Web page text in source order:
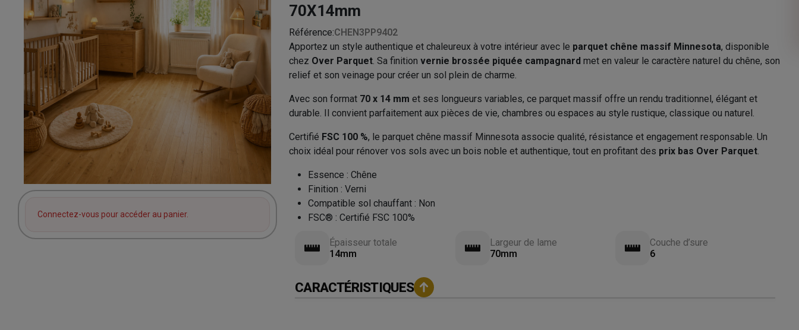
Connectez-vous pour accéder au panier.
70X14mm
Référence:CHEN3PP9402
Apportez un style authentique et chaleureux à votre intérieur avec le parquet chêne massif Minnesota, disponible
chez Over Parquet. Sa finitionvernie brossée piquée campagnard met en valeur le caractère naturel du chêne, son
relief et son veinage pour créer un sol plein de charme.
Avec son format 70 x 14 mm et ses longueurs variables, ce parquet massif offre un rendu traditionnel, élégant et
durable. Il convient parfaitement aux pièces de vie, chambres ou espaces au style rustique, classique ou naturel.
Certifié FSC 100 %, le parquet chêne massif Minnesota associe qualité, résistance et engagement responsable. Un
choix idéal pour rénover vos sols avec un bois noble et authentique, tout en profitant des prix bas Over Parquet.
Essence :Chêne
Finition :Verni
Compatible sol chauffant : Non
FSC® :Certifié FSC 100%
Épaisseur totale
14mm
Largeur de lame
70mm
Couche d’sure
6
CARACTÉRISTIQUES